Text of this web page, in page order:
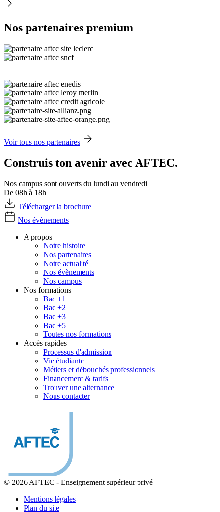
Nos partenaires premium
Voir tous nos partenaires
Construis ton avenir avec AFTEC.
Nos campus sont ouverts du lundi au vendredi
De 08h à 18h
Télécharger la brochure
Nos évènements
A propos
Notre histoire
Nos partenaires
Notre actualité
Nos évènements
Nos campus
Nos formations
Bac +1
Bac +2
Bac +3
Bac +5
Toutes nos formations
Accès rapides
Processus d'admission
Vie étudiante
Métiers et débouchés professionnels
Financement & tarifs
Trouver une alternance
Nous contacter
© 2026 AFTEC - Enseignement supérieur privé
Mentions légales
Plan du site